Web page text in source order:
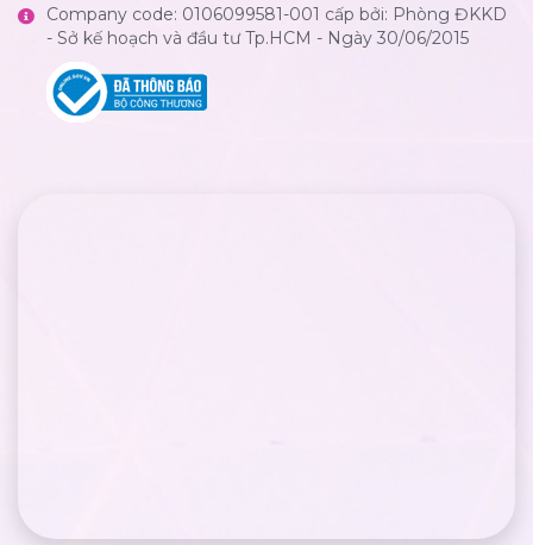
Company code: 0106099581-001 cấp bởi: Phòng ĐKKD
- Sở kế hoạch và đầu tư Tp.HCM - Ngày 30/06/2015